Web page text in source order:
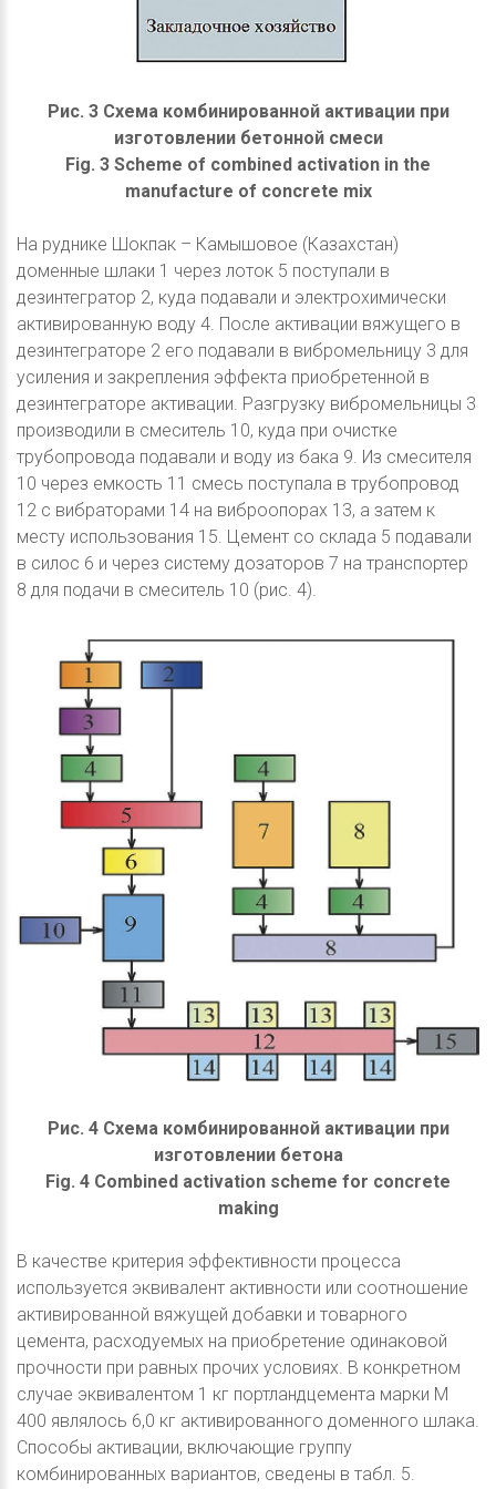
Рис. 3 Схема комбинированной активации при
изготовлении бетонной смеси
Fig. 3 Scheme of combined activation in the
manufacture of concrete mix
На руднике Шокпак – Камышовое (Казахстан)
доменные шлаки 1 через лоток 5 поступали в
дезинтегратор 2, куда подавали и электрохимически
активированную воду 4. После активации вяжущего в
дезинтеграторе 2 его подавали в вибромельницу 3 для
усиления и закрепления эффекта приобретенной в
дезинтеграторе активации. Разгрузку вибромельницы 3
производили в смеситель 10, куда при очистке
трубопровода подавали и воду из бака 9. Из смесителя
10 через емкость 11 смесь поступала в трубопровод
12 с вибраторами 14 на виброопорах 13, а затем к
месту использования 15. Цемент со склада 5 подавали
в силос 6 и через систему дозаторов 7 на транспортер
8 для подачи в смеситель 10 (рис. 4).
Рис. 4 Схема комбинированной активации при
изготовлении бетона
Fig. 4 Combined activation scheme for concrete
making
В качестве критерия эффективности процесса
используется эквивалент активности или соотношение
активированной вяжущей добавки и товарного
цемента, расходуемых на приобретение одинаковой
прочности при равных прочих условиях. В конкретном
случае эквивалентом 1 кг портландцемента марки М
400 являлось 6,0 кг активированного доменного шлака.
Способы активации, включающие группу
комбинированных вариантов, сведены в табл. 5.